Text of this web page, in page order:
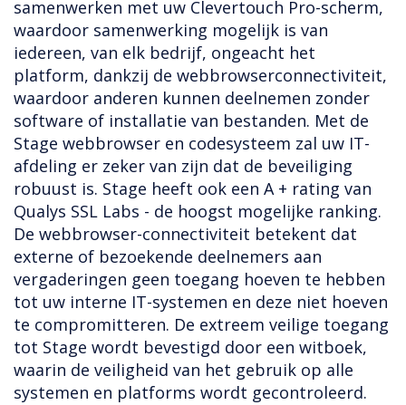
samenwerken met uw Clevertouch Pro-scherm,
waardoor samenwerking mogelijk is van
iedereen, van elk bedrijf, ongeacht het
platform, dankzij de webbrowserconnectiviteit,
waardoor anderen kunnen deelnemen zonder
software of installatie van bestanden. Met de
Stage webbrowser en codesysteem zal uw IT-
afdeling er zeker van zijn dat de beveiliging
robuust is. Stage heeft ook een A + rating van
Qualys SSL Labs - de hoogst mogelijke ranking.
De webbrowser-connectiviteit betekent dat
externe of bezoekende deelnemers aan
vergaderingen geen toegang hoeven te hebben
tot uw interne IT-systemen en deze niet hoeven
te compromitteren. De extreem veilige toegang
tot Stage wordt bevestigd door een witboek,
waarin de veiligheid van het gebruik op alle
systemen en platforms wordt gecontroleerd.